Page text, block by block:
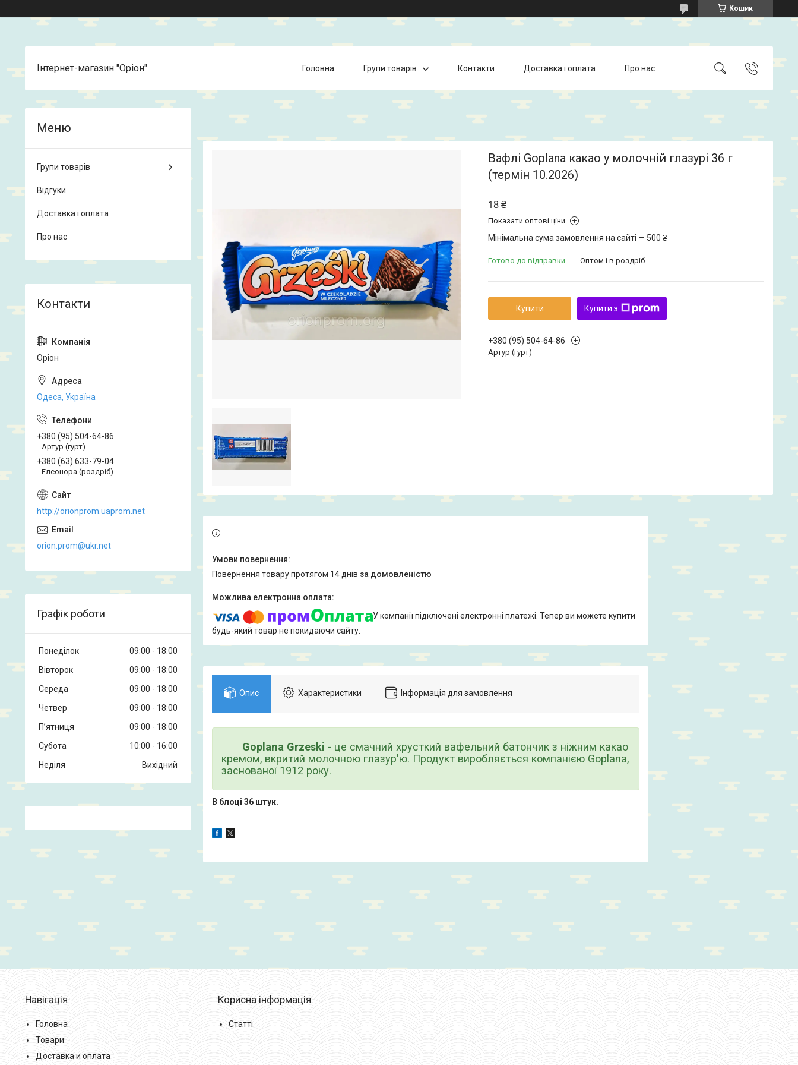
Кошик
Інтернет-магазин "Оріон" Головна Групи товарів Контакти Доставка і оплата Про нас
Вафлі Goplana какао у молочній глазурі 36 г
(термін 10.2026)
18 ₴
Показати оптові ціни
Мінімальна сума замовлення на сайті — 500 ₴
Готово до відправки Оптом і в роздріб
Купити Купити з
+380 (95) 504-64-86
Артур (гурт)
повернення товару протягом 14 днів за домовленістю
У компанії підключені електронні платежі. Тепер ви можете купити
будь-який товар не покидаючи сайту.
Опис Характеристики Інформація для замовлення
Goplana Grzeski - це смачний хрусткий вафельний батончик з ніжним какао
кремом, вкритий молочною глазур'ю. Продукт виробляється компанією Goplana,
заснованої 1912 року.
В блоці 36 штук.
Групи товарів
Відгуки
Доставка і оплата
Про нас
Оріон
Одеса, Україна
+380 (95) 504-64-86
Артур (гурт)
+380 (63) 633-79-04
Елеонора (роздріб)
http://orionprom.uaprom.net
orion.prom@ukr.net
Графік роботи
Понеділок 09:00
18:00
Вівторок
09:00
18:00
Середа
09:00
18:00
Четвер
09:00
18:00
Пʼятниця
09:00
18:00
Субота
10:00
16:00
Неділя
Вихідний
Навігація
Головна
Товари
Доставка и оплата
Корисна інформація
Статті